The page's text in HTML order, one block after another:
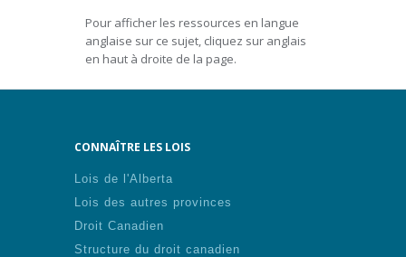
Pour afficher les ressources en langue
anglaise sur ce sujet, cliquez sur anglais
en haut à droite de la page.
CONNAÎTRE LES LOIS
Lois de l'Alberta
Lois des autres provinces
Droit Canadien
Structure du droit canadien